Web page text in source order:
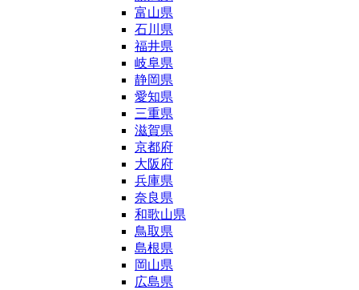
富山県
石川県
福井県
岐阜県
静岡県
愛知県
三重県
滋賀県
京都府
大阪府
兵庫県
奈良県
和歌山県
鳥取県
島根県
岡山県
広島県